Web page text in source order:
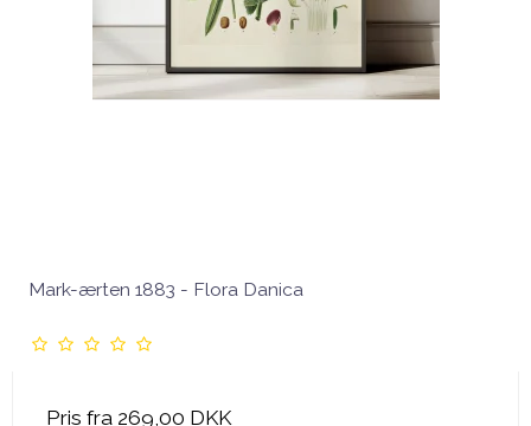
Mark-ærten 1883 - Flora Danica
Pris fra 269,00 DKK